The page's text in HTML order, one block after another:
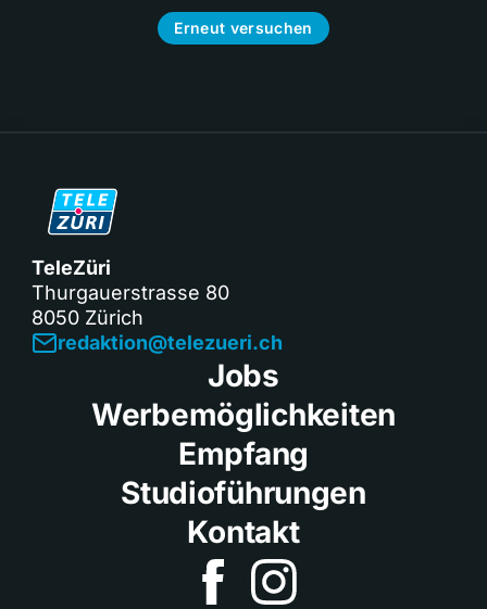
Erneut versuchen
TeleZüri
Thurgauerstrasse 80
8050 Zürich
redaktion@telezueri.ch
Jobs
Werbemöglichkeiten
Empfang
Studioführungen
Kontakt